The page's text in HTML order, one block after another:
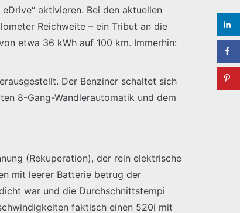
aktivieren. Bei den aktuellen
Reichweite – ein Tribut an die
etwa 36 kWh auf 100 km. Immerhin:
Der Benziner schaltet sich
8-Gang-Wandlerautomatik und dem
(Rekuperation), der rein elektrische
mit leerer Batterie betrug der
war und die Durchschnittstempi
faktisch einen 520i mit